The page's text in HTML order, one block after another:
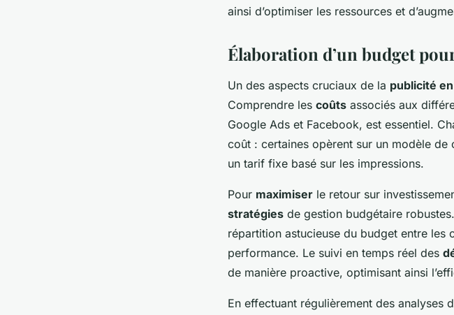
ainsi d’optimiser les ressources et
Élaboration d’un budget
Un des aspects cruciaux de la publicité
Comprendre les coûts associés aux
Google Ads et Facebook, est essentiel.
coût : certaines opèrent sur un modèle de
un tarif fixe basé sur les impressions.
Pour maximiser le retour sur
stratégies de gestion budgétaire
répartition astucieuse du budget entre
performance. Le suivi en temps réel des
de manière proactive, optimisant ainsi
En effectuant régulièrement des